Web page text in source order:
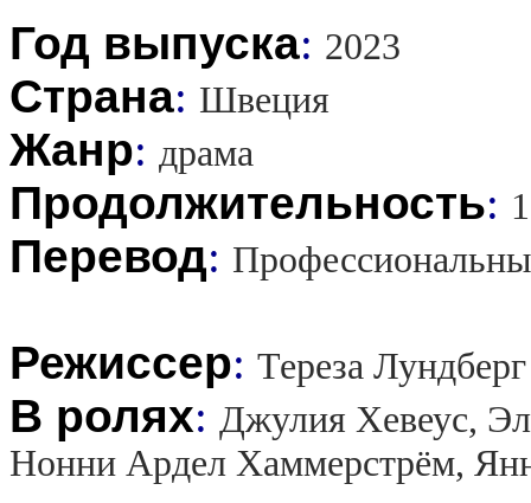
Год выпуска: 2023
Страна: Швеция
Жанр: драма
Продолжительность:
Перевод:
Режиссер: Тереза Лундберг
В ролях: Джулия Хевеус,
Нонни Ардел Хаммерстрём,